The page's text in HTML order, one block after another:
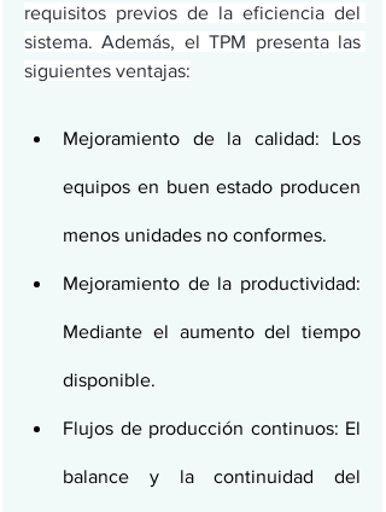
requisitos previos de la eficiencia del
sistema. Además, el TPM presenta las
siguientes ventajas:
Mejoramiento de la calidad: Los
equipos en buen estado producen
menos unidades no conformes.
Mejoramiento de la productividad:
Mediante el aumento del tiempo
disponible.
Flujos de producción continuos: El
balance y la continuidad del